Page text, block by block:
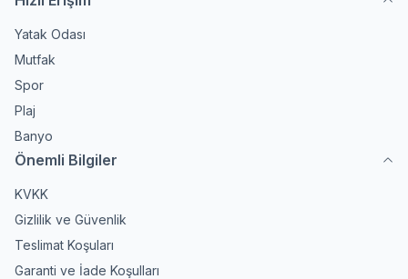
Yatak Odası
Mutfak
Spor
Plaj
Banyo
Önemli Bilgiler
KVKK
Gizlilik ve Güvenlik
Teslimat Koşuları
Garanti ve İade Koşulları